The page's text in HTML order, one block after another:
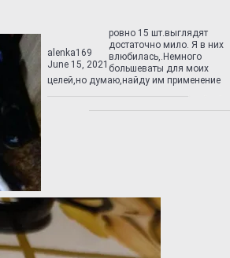
alenka169
June 15, 2021
ровно 15 шт.выглядят
достаточно мило. Я в них
влюбилась,.Немного
большеваты для моих
целей,но думаю,найду им применение    